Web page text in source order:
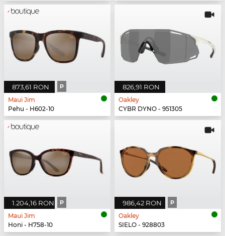
873,61 RON P
Maui Jim
Pehu - H602-10
826,91 RON
Oakley
CYBR DYNO - 951305
1.204,16 RON P
Maui Jim
Honi - H758-10
986,42 RON P
Oakley
SIELO - 928803